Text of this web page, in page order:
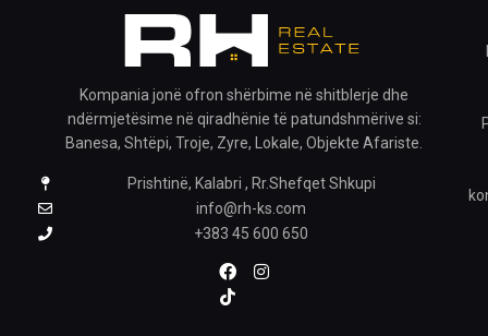
Kompania jonë ofron shërbime në shitblerje dhe
ndërmjetësime në qiradhënie të patundshmërive si:
Banesa, Shtëpi, Troje, Zyre, Lokale, Objekte Afariste.
Prishtinë, Kalabri , Rr.Shefqet Shkupi
info@rh-ks.com
+383 45 600 650
Krijo kërkesë
Pronat e ruajtura
Shiko pronat që i ke ruajtur
›